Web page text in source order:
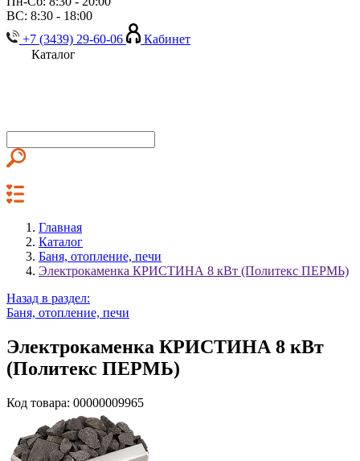
ВС: 8:30 - 18:00
+7 (3439) 29-60-06
Кабинет
Каталог
Главная
Каталог
Баня, отопление, печи
Электрокаменка КРИСТИНА 8 кВт (Политекс ПЕРМЬ)
Назад в раздел:
Баня, отопление, печи
Электрокаменка КРИСТИНА 8 кВт
(Политекс ПЕРМЬ)
Код товара: 00000009965